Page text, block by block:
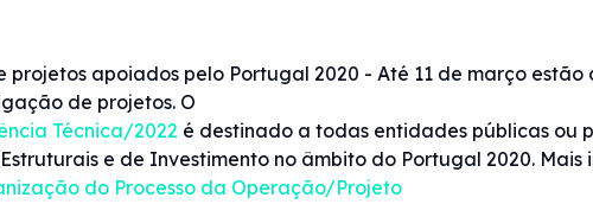
apoiados pelo Portugal 2020 - Até 11 de março estão
de projetos. O
Técnica/2022 é destinado a todas entidades públicas ou
e de Investimento no âmbito do Portugal 2020. Mais
do Processo da Operação/Projeto